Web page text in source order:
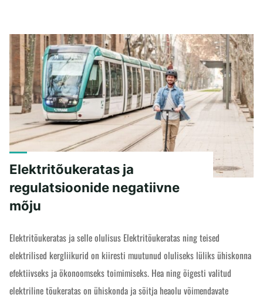
Elektritõukeratas ja
regulatsioonide negatiivne
mõju
Elektritõukeratas ja selle olulisus Elektritõukeratas ning teised
elektrilised kergliikurid on kiiresti muutunud oluliseks lüliks ühiskonna
efektiivseks ja ökonoomseks toimimiseks. Hea ning õigesti valitud
elektriline tõukeratas on ühiskonda ja sõitja heaolu võimendavate